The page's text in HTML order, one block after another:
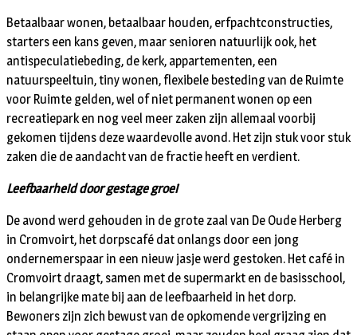
Betaalbaar wonen, betaalbaar houden, erfpachtconstructies,
starters een kans geven, maar senioren natuurlijk ook, het
antispeculatiebeding, de kerk, appartementen, een
natuurspeeltuin, tiny wonen, flexibele besteding van de Ruimte
voor Ruimte gelden, wel of niet permanent wonen op een
recreatiepark en nog veel meer zaken zijn allemaal voorbij
gekomen tijdens deze waardevolle avond. Het zijn stuk voor stuk
zaken die de aandacht van de fractie heeft en verdient.
Leefbaarheid door gestage groei
De avond werd gehouden in de grote zaal van De Oude Herberg
in Cromvoirt, het dorpscafé dat onlangs door een jong
ondernemerspaar in een nieuw jasje werd gestoken. Het café in
Cromvoirt draagt, samen met de supermarkt en de basisschool,
in belangrijke mate bij aan de leefbaarheid in het dorp.
Bewoners zijn zich bewust van de opkomende vergrijzing en